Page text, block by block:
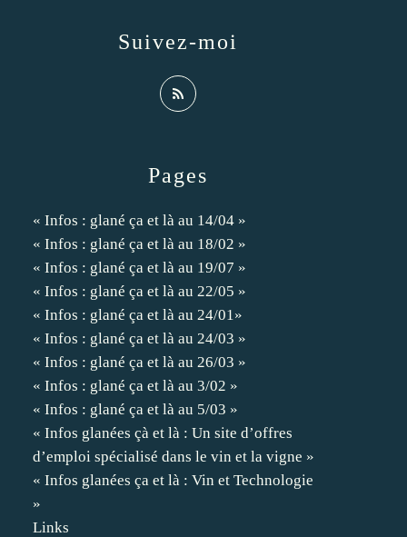
Pages
« Infos : glané ça et là au 14/04 »
« Infos : glané ça et là au 18/02 »
« Infos : glané ça et là au 19/07 »
« Infos : glané ça et là au 22/05 »
« Infos : glané ça et là au 24/01»
« Infos : glané ça et là au 24/03 »
« Infos : glané ça et là au 26/03 »
« Infos : glané ça et là au 3/02 »
« Infos : glané ça et là au 5/03 »
« Infos glanées çà et là : Un site d’offres
d’emploi spécialisé dans le vin et la vigne »
« Infos glanées ça et là : Vin et Technologie
»
Links
Suivez-moi